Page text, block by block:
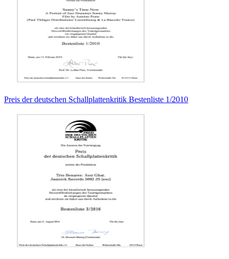
Preis der deutschen Schallplattenkritik Bestenliste 1/2010